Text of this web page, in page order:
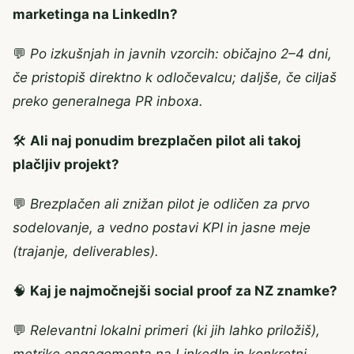
marketinga na LinkedIn?
💬 Po izkušnjah in javnih vzorcih: običajno 2–4 dni,
če pristopiš direktno k odločevalcu; daljše, če ciljaš
preko generalnega PR inboxa.
🛠️ Ali naj ponudim brezplačen pilot ali takoj
plačljiv projekt?
💬 Brezplačen ali znižan pilot je odličen za prvo
sodelovanje, a vedno postavi KPI in jasne meje
(trajanje, deliverables).
🧠 Kaj je najmočnejši social proof za NZ znamke?
💬 Relevantni lokalni primeri (ki jih lahko priložiš),